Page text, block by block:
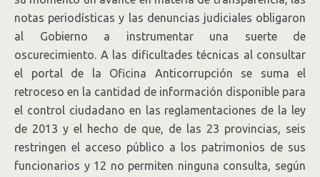
notas periodísticas y las denuncias judiciales obligaron
al Gobierno a instrumentar una suerte de
oscurecimiento. A las dificultades técnicas al consultar
el portal de la Oficina Anticorrupción se suma el
retroceso en la cantidad de información disponible para
el control ciudadano en las reglamentaciones de la ley
de 2013 y el hecho de que, de las 23 provincias, seis
restringen el acceso público a los patrimonios de sus
funcionarios y 12 no permiten ninguna consulta, según